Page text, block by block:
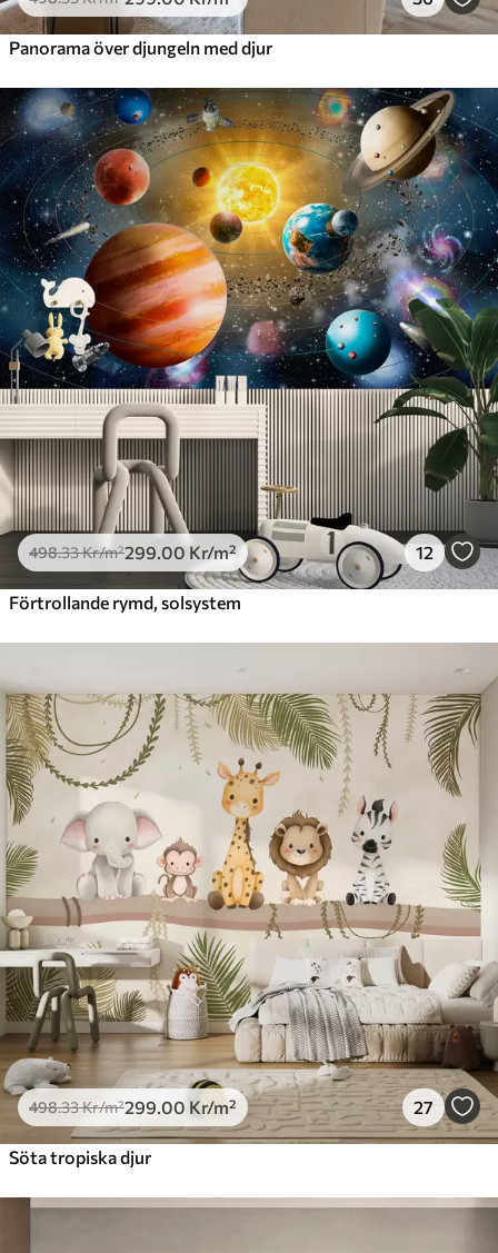
Panorama över djungeln med djur
498.33Kr/m²299 .00 Kr/m² 12
Förtrollande rymd, solsystem
498.33Kr/m²299 .00 Kr/m² 27
Söta tropiska djur